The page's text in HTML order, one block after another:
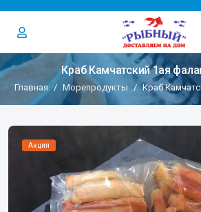
Краб Камчатский 1ая
Главная Морепродукты Краб
Акция